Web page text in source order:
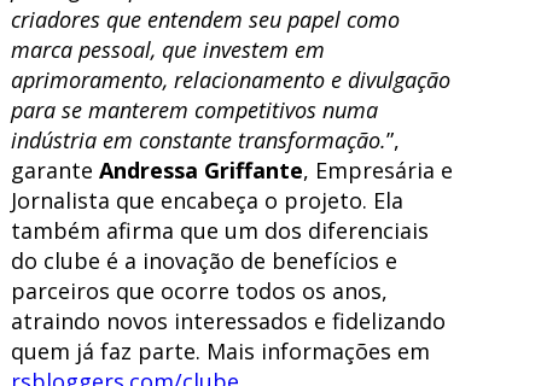
criadores que entendem seu papel como
marca pessoal, que investem em
aprimoramento, relacionamento e divulgação
para se manterem competitivos numa
indústria em constante transformação.”,
garante Andressa Griffante, Empresária e
Jornalista que encabeça o projeto. Ela
também afirma que um dos diferenciais
do clube é a inovação de benefícios e
parceiros que ocorre todos os anos,
atraindo novos interessados e fidelizando
quem já faz parte. Mais informações em